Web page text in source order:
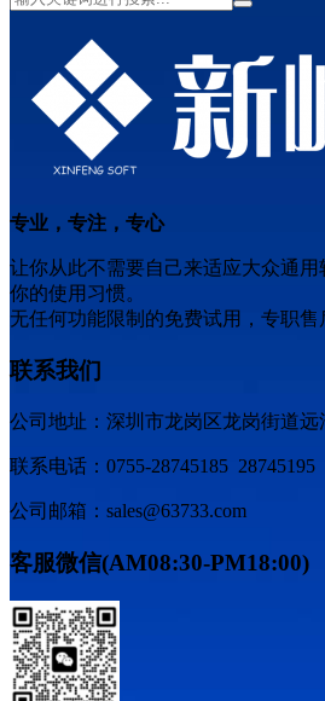
专业，专注，专心
让你从此不需要自己来适应大众通
你的使用习惯。
无任何功能限制的免费试用，专职售
联系我们
公司地址：深圳市龙岗区龙岗街道远
联系电话：0755-28745185 28745195
公司邮箱：sales@63733.com
客服微信(AM08:30-PM18:00)